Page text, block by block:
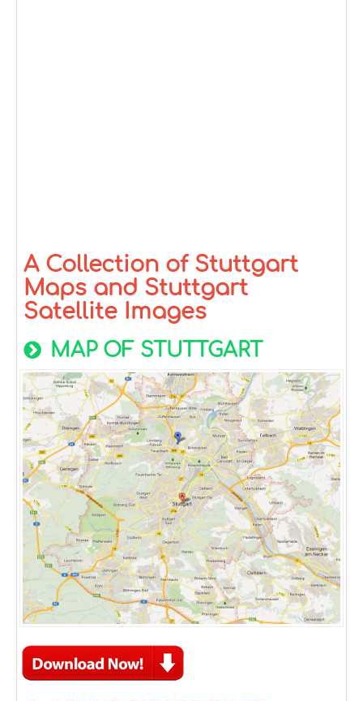
A Collection of Stuttgart
Maps and Stuttgart
Satellite Images
MAP OF STUTTGART